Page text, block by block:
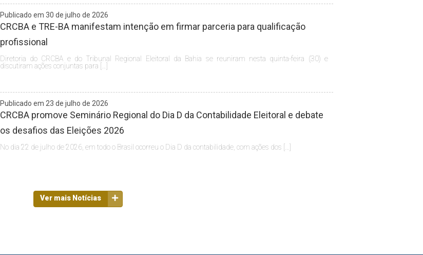
Publicado em 30 de julho de 2026
CRCBA e TRE-BA manifestam intenção em firmar parceria para qualificação
profissional
Diretoria do CRCBA e do Tribunal Regional Eleitoral da Bahia se reuniram nesta quinta-feira (30) e
discutiram ações conjuntas para […]
Publicado em 23 de julho de 2026
CRCBA promove Seminário Regional do Dia D da Contabilidade Eleitoral e debate
os desafios das Eleições 2026
No dia 22 de julho de 2026, em todo o Brasil ocorreu o Dia D da contabilidade, com ações dos […]
Ver mais Notícias